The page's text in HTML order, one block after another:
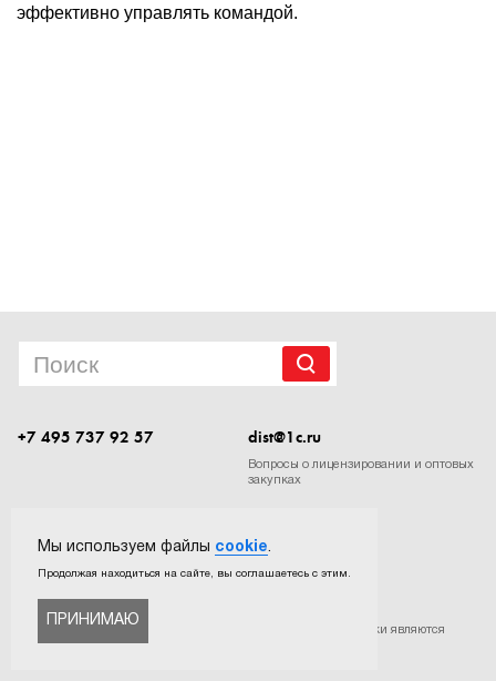
Вендоры
эффективно управлять командой.
+7 495 737 92 57 dist@1c.ru
Вопросы о лицензировании и оптовых
закупках
. Все права защищены. Все торговые марки являются
собственностью их правообладателей
Мы используем файлы cookie.
Продолжая находиться на сайте, вы соглашаетесь с этим.
ПРИНИМАЮ